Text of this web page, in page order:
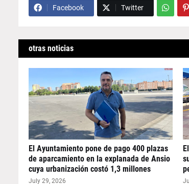
Facebook Twitter
otras noticias
El Ayuntamiento pone de pago 400 plazas
de aparcamiento en la explanada de Ansio
cuya urbanización costó 1,3 millones
July 29, 2026